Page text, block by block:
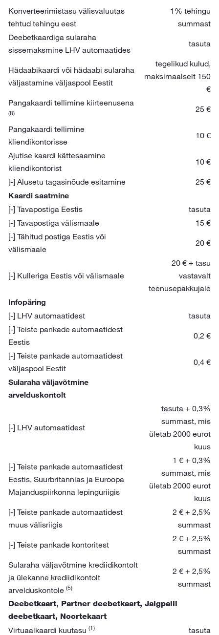
Konverteerimistasu välisvaluutas
tehtud tehingu eest
1% tehingu
summast
Deebetkaardiga sularaha
sissemaksmine LHV automaatides
tasuta
Hädaabikaardi või hädaabi sularaha
väljastamine väljaspool Eestit
tegelikud kulud,
maksimaalselt 150
€
Pangakaardi tellimine kiirteenusena
(8) 25 €
Pangakaardi tellimine
kliendikontorisse
10 €
Ajutise kaardi kättesaamine
kliendikontorist
10 €
[-] Alusetu tagasinõude esitamine
25 €
Kaardi saatmine
[-] Tavapostiga Eestis
tasuta
[-] Tavapostiga välismaale
15 €
[-] Tähitud postiga Eestis või
välismaale
20 €
[-] Kulleriga Eestis või välismaale
20 € + tasu
vastavalt
teenusepakkujale
Infopäring
[-] LHV automaatidest
tasuta
[-] Teiste pankade automaatidest
Eestis
0,2 €
[-] Teiste pankade automaatidest
väljaspool Eestit
0,4 €
Sularaha väljavõtmine
arvelduskontolt
[-] LHV automaatidest
tasuta + 0,3%
summast, mis
ületab 2000 eurot
kuus
[-] Teiste pankade automaatidest
Eestis, Suurbritannias ja Euroopa
Majanduspiirkonna lepinguriigis
1 € + 0,3%
summast, mis
ületab 2000 eurot
kuus
[-] Teiste pankade automaatidest
muus välisriigis
2 € + 2,5%
summast
[-] Teiste pankade kontoritest
2 € + 2,5%
summast
Sularaha väljavõtmine krediidikontolt
ja ülekanne krediidikontolt
arvelduskontole (5)
2 € + 2,5%
summast
Deebetkaart, Partner deebetkaart, Jalgpalli
deebetkaart, Noortekaart
Virtuaalkaardi kuutasu (1)
tasuta